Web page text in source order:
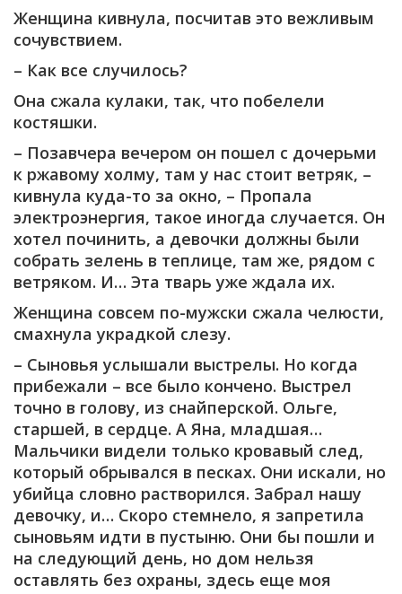
Женщина кивнула, посчитав это вежливым
сочувствием.
– Как все случилось?
Она сжала кулаки, так, что побелели
костяшки.
– Позавчера вечером он пошел с дочерьми
к ржавому холму, там у нас стоит ветряк, –
кивнула куда-то за окно, – Пропала
электроэнергия, такое иногда случается. Он
хотел починить, а девочки должны были
собрать зелень в теплице, там же, рядом с
ветряком. И… Эта тварь уже ждала их.
Женщина совсем по-мужски сжала челюсти,
смахнула украдкой слезу.
– Сыновья услышали выстрелы. Но когда
прибежали – все было кончено. Выстрел
точно в голову, из снайперской. Ольге,
старшей, в сердце. А Яна, младшая…
Мальчики видели только кровавый след,
который обрывался в песках. Они искали, но
убийца словно растворился. Забрал нашу
девочку, и… Скоро стемнело, я запретила
сыновьям идти в пустыню. Они бы пошли и
на следующий день, но дом нельзя
оставлять без охраны, здесь еще моя